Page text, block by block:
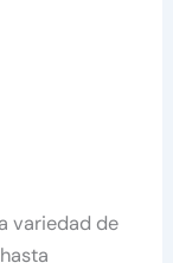
variedad de